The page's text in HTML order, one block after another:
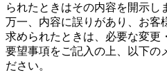
られたときはその内容を開示し
万一、内容に誤りがあり、お客
求められたときは、必要な変更
要望事項をご記入の上、以下の
ださい。